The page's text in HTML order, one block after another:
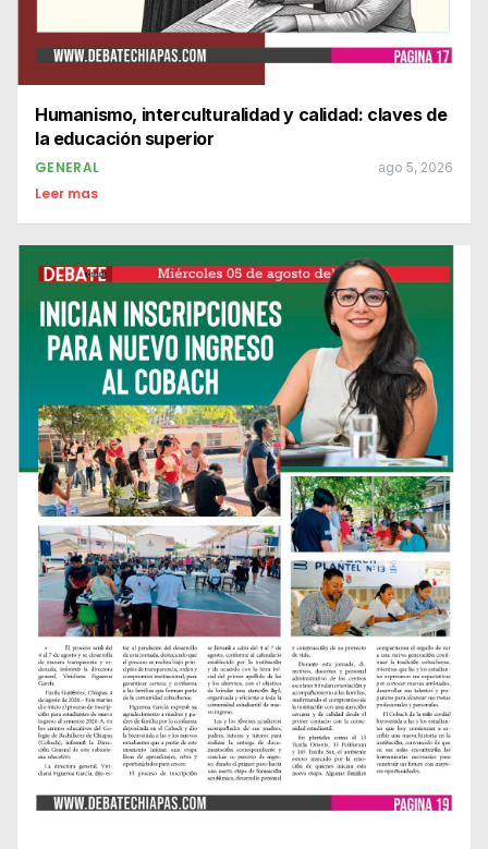
Humanismo, interculturalidad y calidad: claves de
la educación superior
GENERAL ago 5, 2026
Leer mas